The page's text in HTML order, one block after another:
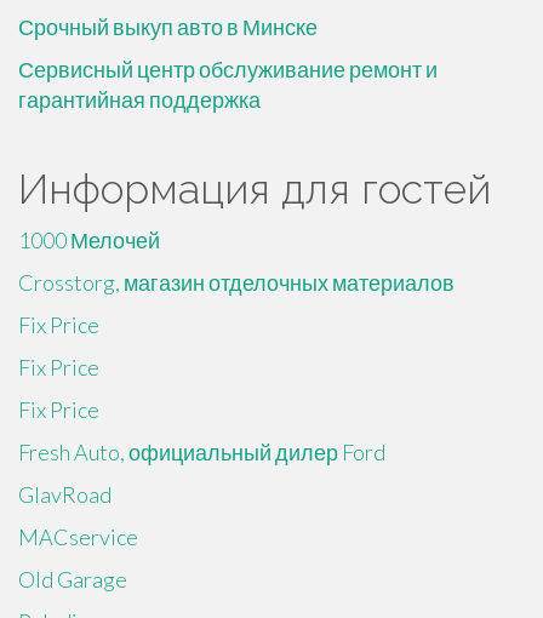
Срочный выкуп авто в Минске
Сервисный центр обслуживание ремонт и
гарантийная поддержка
Информация для гостей
1000 Мелочей
Crosstorg, магазин отделочных материалов
Fix Price
Fix Price
Fix Price
Fresh Auto, официальный дилер Ford
GlavRoad
MACservice
Old Garage